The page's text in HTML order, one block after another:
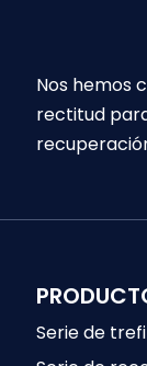
Nos hemos
rectitud
Serie de